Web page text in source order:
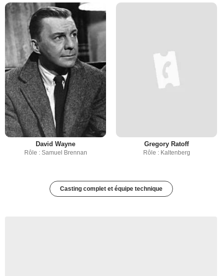
David Wayne
Rôle : Samuel Brennan
Gregory Ratoff
Rôle : Kaltenberg
Casting complet et équipe technique